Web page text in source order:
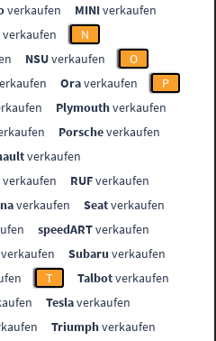
verkaufen MINIverkaufen
verkaufen
N
NSUverkaufen
O
Oraverkaufen
P
Plymouthverkaufen
Porscheverkaufen
verkaufen
verkaufen RUFverkaufen
verkaufen Seatverkaufen
speedARTverkaufen
Subaru verkaufen
T Talbotverkaufen
Teslaverkaufen
Triumphverkaufen